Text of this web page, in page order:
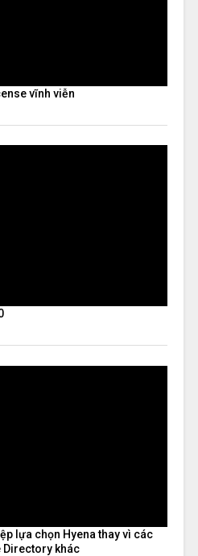
vĩnh viễn
lựa chọn Hyena thay vì các
Directory khác